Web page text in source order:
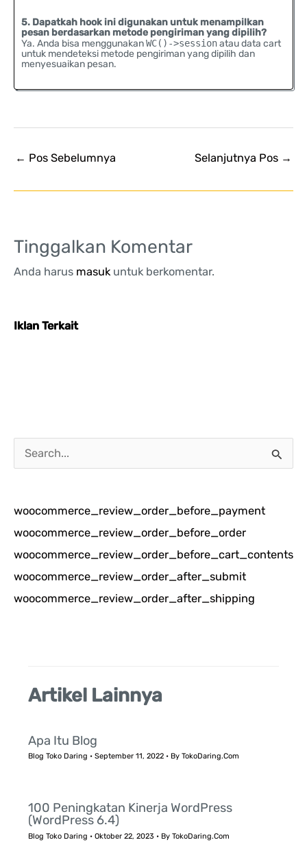
5. Dapatkah hook ini digunakan untuk menampilkan
pesan berdasarkan metode pengiriman yang dipilih?
Ya. Anda bisa menggunakanWC()->sessionatau data cart
untuk mendeteksi metode pengiriman yang dipilih dan
menyesuaikan pesan.
← Pos Sebelumnya Selanjutnya Pos →
Tinggalkan Komentar
Anda harus masuk untuk berkomentar.
Iklan Terkait
a
i
u
n
t
u
woocommerce_review_order_before_payment
woocommerce_review_order_before_order
woocommerce_review_order_before_cart_contents
woocommerce_review_order_after_submit
woocommerce_review_order_after_shipping
Artikel Lainnya
Apa Itu Blog
Blog Toko Daring •September 11, 2022 • ByTokoDaring.Com
100 Peningkatan Kinerja WordPress
(WordPress 6.4)
Blog Toko Daring •Oktober 22, 2023 • ByTokoDaring.Com